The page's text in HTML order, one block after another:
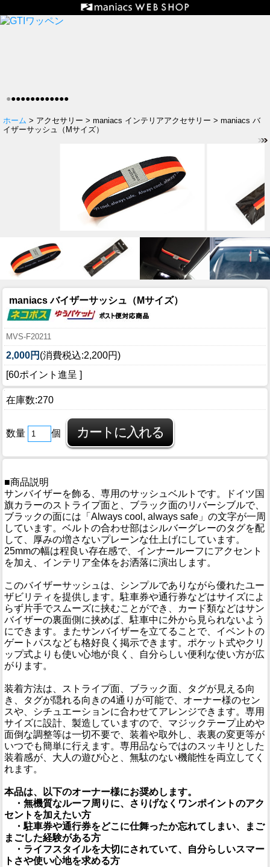
●●●●●●●●●●●●●
ホーム > アクセサリー > maniacs インテリアアクセサリー > maniacs バ
イザーサッシュ（Mサイズ）
maniacs バイザーサッシュ（Mサイズ）
MVS-F20211
2,000円 (消費税込:2,200円)
[60ポイント進呈 ]
在庫数:270
数量 個
■商品説明
サンバイザーを飾る、専用のサッシュベルトです。ドイツ国
旗カラーのストライプ面と、ブラック面のリバーシブルで、
ブラックの面には「Always cool, always safe」の文字が一周
しています。ベルトの合わせ部はシルバーグレーのタグを配
して、厚みの増さないプレーンな仕上げにしています。
25mmの幅は程良い存在感で、インナールーフにアクセント
を加え、インテリア全体をお洒落に演出します。
このバイザーサッシュは、シンプルでありながら優れたユー
ザビリティを提供します。駐車券や通行券などはサイズによ
らず片手でスムーズに挟むことができ、カード類などはサン
バイザーの裏面側に挟めば、駐車中に外から見られないよう
にできます。またサンバイザーを立てることで、イベントの
ゲートパスなども格好良く掲示できます。ポケット式やクリ
ップ式よりも使い心地が良く、自分らしい便利な使い方が広
がります。
装着方法は、ストライプ面、ブラック面、タグが見える向
き、タグが隠れる向きの4通りが可能で、オーナー様のセン
スや、シチュエーションに合わせてアレンジできます。専用
サイズに設計、製造していますので、マジックテープ止めや
面倒な調整等は一切不要で、装着や取外し、表裏の変更等が
いつでも簡単に行えます。専用品ならではのスッキリとした
装着感が、大人の遊び心と、無駄のない機能性を両立してく
れます。
本品は、以下のオーナー様にお奨めします。
・無機質なルーフ周りに、さりげなくワンポイントのアク
セントを加えたい方
・駐車券や通行券をどこに仕舞ったか忘れてしまい、まご
まごした経験がある方
・ライフスタイルを大切にされていて、自分らしいスマー
トさや使い心地を求める方